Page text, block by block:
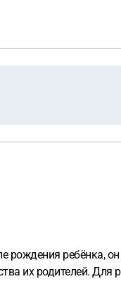
ребёнка,
их родителей.